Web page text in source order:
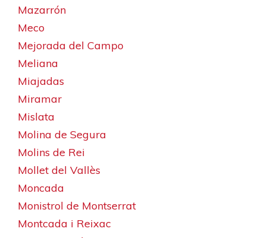
Mazarrón
Meco
Mejorada del Campo
Meliana
Miajadas
Miramar
Mislata
Molina de Segura
Molins de Rei
Mollet del Vallès
Moncada
Monistrol de Montserrat
Montcada i Reixac